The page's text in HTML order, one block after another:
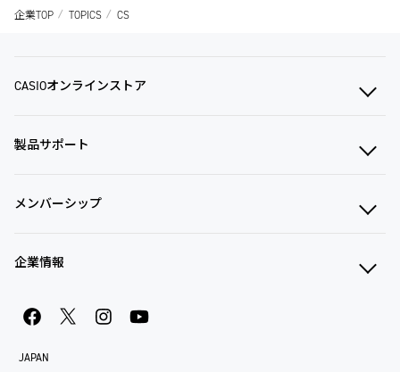
企業TOP TOPICS CS
CASIOオンラインストア
製品サポート
メンバーシップ
企業情報
JAPAN